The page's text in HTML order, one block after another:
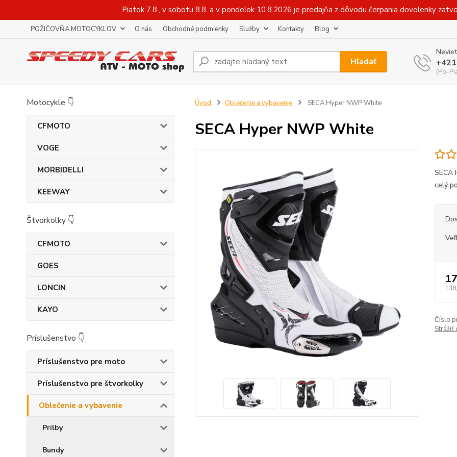
Piatok 7.8., v sobotu 8.8. a v pondelok 10.8.2026 je predajňa z dôvodu čerpania dovolenky
POŽIČOVŇA MOTOCYKLOV O nás Obchodné podmienky Služby Kontakty Blog
Hľadať
(Po-
Motocykle 👇
CFMOTO
VOGE
MORBIDELLI
KEEWAY
Štvorkolky 👇
CFMOTO
GOES
LONCIN
KAYO
Príslušenstvo 👇
Príslušenstvo pre moto
Príslušenstvo pre štvorkolky
Oblečenie a vybavenie
Prilby
Bundy
Úvod Oblečenie a vybavenie SECA Hyper NWP White
SECA Hyper NWP White
SECA
celý
Číslo
Strážiť